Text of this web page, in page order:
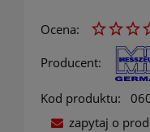
Ocena:
Producent:
Kod produktu:
zapytaj o